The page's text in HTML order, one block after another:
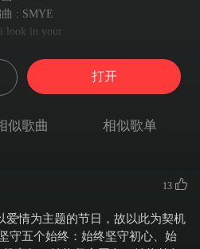
: SMYE
i look in your
i see
我明白了
for all of this
一切拯救我
of us in this relationship
么得走，我也没得选
诉你，我想你
at you i see
打开
似歌曲 相似歌单
13
爱情为主题的节日，故以此为契机
守五个始终：始终坚守初心、始